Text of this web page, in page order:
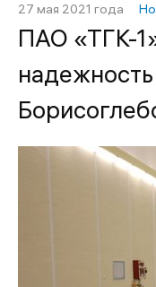
27 мая 2021 года
ПАО «ТГК-